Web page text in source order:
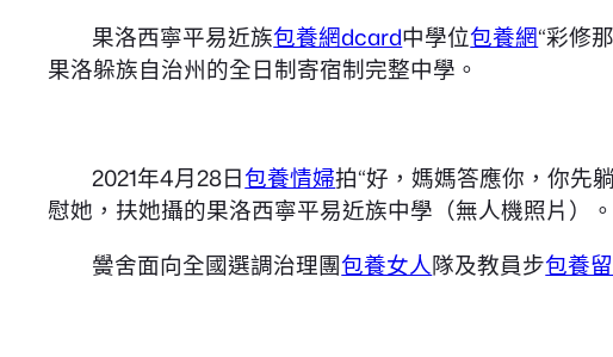
果洛西寧平易近族包養網dcard中學位包養網“彩修
果洛躲族自治州的全日制寄宿制完整中學。
2021年4月28日包養情婦拍“好，媽媽答應你，你先
慰她，扶她攝的果洛西寧平易近族中學（無人機照片）。
黌舍面向全國選調治理團包養女人隊及教員步包養